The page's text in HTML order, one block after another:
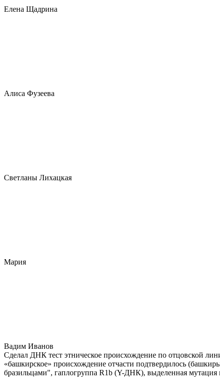
Елена Щадрина
Алиса Фузеева
Светланы Лихацкая
Мария
Вадим Иванов
Сделал ДНК тест этническое происхождение по отцовской
«башкирское» происхождение отчасти подтвердилось
бразильцами", гаплогруппа R1b (Y-ДНК), выделенная